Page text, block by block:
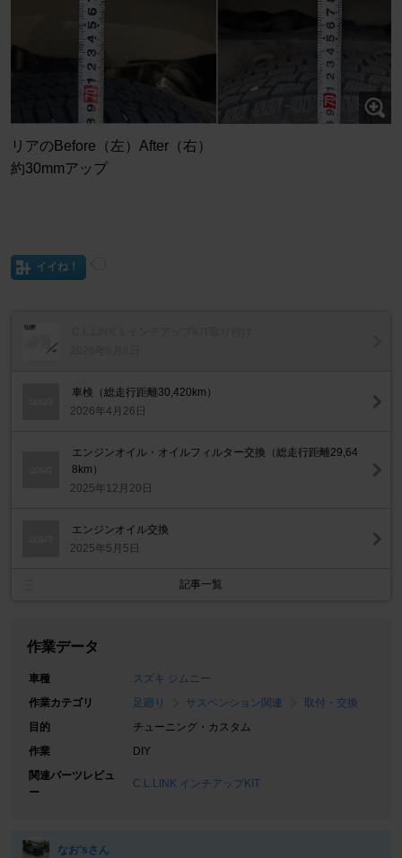
リアのBefore（左）After（右）
約30mmアップ
イイね！
車検（総走行距離30,420km）
2026年4月26日
エンジンオイル・オイルフィルター交換（総走行距離29,64
8km）
2025年12月20日
エンジンオイル交換
2025年5月5日
記事一覧
作業データ
車種
スズキ ジムニー
作業カテゴリ
足廻り サスペンション関連
取付・交換
目的
チューニング・カスタム
作業
DIY
関連パーツレビュ
ー
C.L.LINK インチアップKIT
なお'sさん